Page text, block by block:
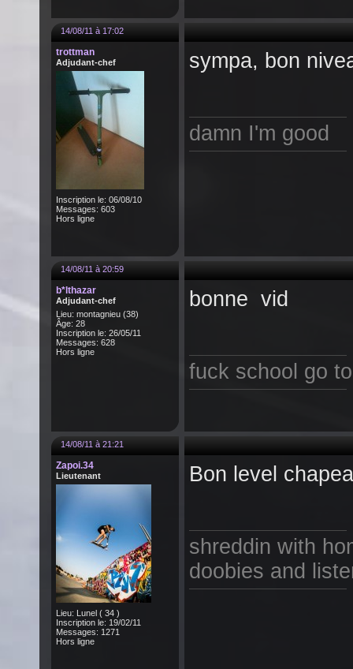
14/08/11 à 17:02
trottman
Adjudant-chef
Inscription le: 06/08/10
Messages: 603
Hors ligne
sympa, bon
damn I'm good
14/08/11 à 20:59
b*lthazar
Adjudant-chef
Lieu: montagnieu (38)
Âge: 28
Inscription le: 26/05/11
Messages: 628
Hors ligne
bonne vid
fuck school go
14/08/11 à 21:21
Zapoi.34
Lieutenant
Lieu: Lunel ( 34 )
Inscription le: 19/02/11
Messages: 1271
Hors ligne
Bon level
shreddin with
doobies and